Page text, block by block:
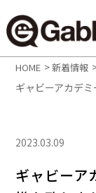
HOME >新着情報
ギャビーアカデ
2023.03.09
ギャビーア